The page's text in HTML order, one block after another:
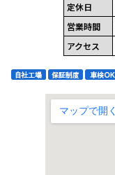
定休日
営業時間
アクセス